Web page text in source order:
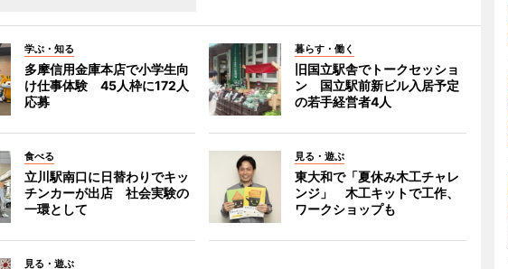
学ぶ・知る
多摩信用金庫本店で小学生向
け仕事体験 45人枠に172人
応募
暮らす・働く
旧国立駅舎でトークセッショ
ン 国立駅前新ビル入居予定
の若手経営者4人
食べる
立川駅南口に日替わりでキッ
チンカーが出店 社会実験の
一環として
見る・遊ぶ
東大和で「夏休み木工チャレ
ンジ」 木工キットで工作、
ワークショップも
見る・遊ぶ